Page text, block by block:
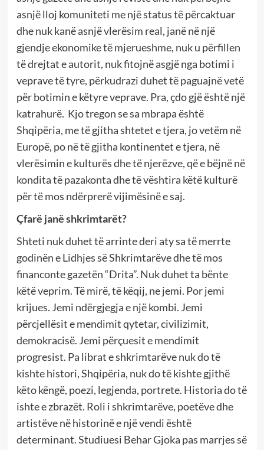
asnjë lloj komuniteti me një status të përcaktuar
dhe nuk kanë asnjë vlerësim real, janë në një
gjendje ekonomike të mjerueshme, nuk u përfillen
të drejtat e autorit, nuk fitojnë asgjë nga botimi i
veprave të tyre, përkudrazi duhet të paguajnë vetë
për botimin e këtyre veprave. Pra, çdo gjë është një
katrahurë. Kjo tregon se sa mbrapa është
Shqipëria, me të gjitha shtetet e tjera, jo vetëm në
Europë, po në të gjitha kontinentet e tjera, në
vlerësimin e kulturës dhe të njerëzve, që e bëjnë në
kondita të pazakonta dhe të vështira këtë kulturë
për të mos ndërprerë vijimësinë e saj.
Çfarë janë shkrimtarët?
Shteti nuk duhet të arrinte deri aty sa të merrte
godinën e Lidhjes së Shkrimtarëve dhe të mos
financonte gazetën “Drita”. Nuk duhet ta bënte
këtë veprim. Të mirë, të këqij, ne jemi. Por jemi
krijues. Jemi ndërgjegja e një kombi. Jemi
përcjellësit e mendimit qytetar, civilizimit,
demokracisë. Jemi përçuesit e mendimit
progresist. Pa librat e shkrimtarëve nuk do të
kishte histori, Shqipëria, nuk do të kishte gjithë
këto këngë, poezi, legjenda, portrete. Historia do të
ishte e zbrazët. Roli i shkrimtarëve, poetëve dhe
artistëve në historinë e një vendi është
determinant. Studiuesi Behar Gjoka pas marrjes së